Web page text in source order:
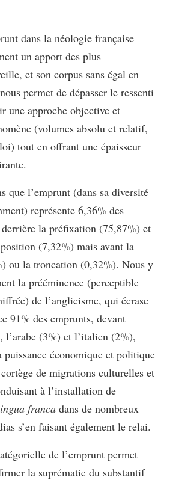
dans la néologie française
un apport des plus
et son corpus sans égal en
permet de dépasser le ressenti
une approche objective et
(volumes absolu et relatif,
tout en offrant une épaisseur
que l’emprunt (dans sa diversité
représente 6,36% des
la préfixation (75,87%) et
(7,32%) mais avant la
ou la troncation (0,32%). Nous y
la prééminence (perceptible
de l’anglicisme, qui écrase
91% des emprunts, devant
l’arabe (3%) et l’italien (2%),
puissance économique et politique
de migrations culturelles et
à l’installation de
franca dans de nombreux
s’en faisant également le relai.
de l’emprunt permet
la suprématie du substantif